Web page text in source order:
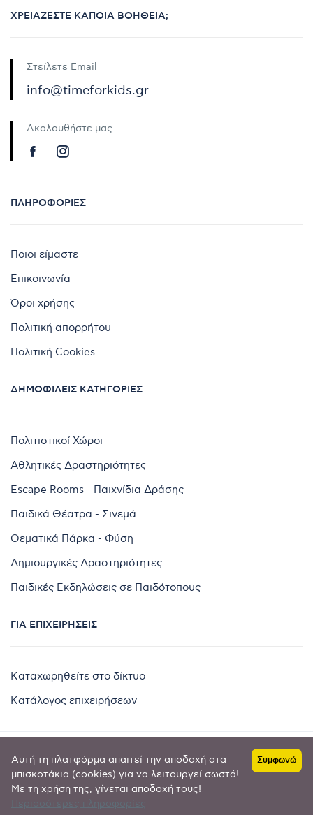
ΧΡΕΙΆΖΕΣΤΕ ΚΆΠΟΙΑ ΒΟΉΘΕΙΑ;
Στείλετε Email
info@timeforkids.gr
Ακολουθήστε μας
ΠΛΗΡΟΦΟΡΊΕΣ
Ποιοι είμαστε
Επικοινωνία
Όροι χρήσης
Πολιτική απορρήτου
Πολιτική Cookies
ΔΗΜΟΦΙΛΕΊΣ ΚΑΤΗΓΟΡΊΕΣ
Πολιτιστικοί Χώροι
Αθλητικές Δραστηριότητες
Escape Rooms - Παιχνίδια Δράσης
Παιδικά Θέατρα - Σινεμά
Θεματικά Πάρκα - Φύση
Δημιουργικές Δραστηριότητες
Παιδικές Εκδηλώσεις σε Παιδότοπους
ΓΙΑ ΕΠΙΧΕΙΡΉΣΕΙΣ
Καταχωρηθείτε στο δίκτυο
Κατάλογος επιχειρήσεων
Copyright © 2024 by
Goldensites
Αυτή τη πλατφόρμα απαιτεί την αποδοχή στα
μπισκοτάκια (cookies) για να λειτουργεί σωστά!
Με τη χρήση της, γίνεται αποδοχή τους!
Συμφωνώ